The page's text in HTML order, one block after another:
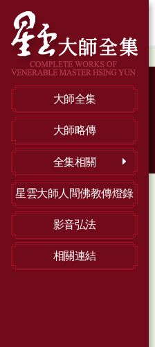
大師全集
大師略傳
全集相關
星雲大師人間佛教傳燈錄
影音弘法
相關連結